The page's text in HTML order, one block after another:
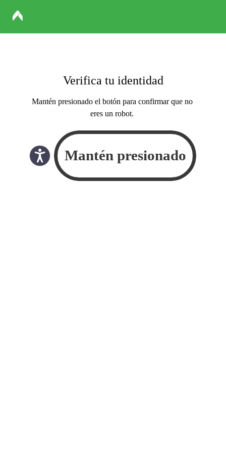
Verifica tu identidad
Mantén presionado el botón para confirmar que no
eres un robot.